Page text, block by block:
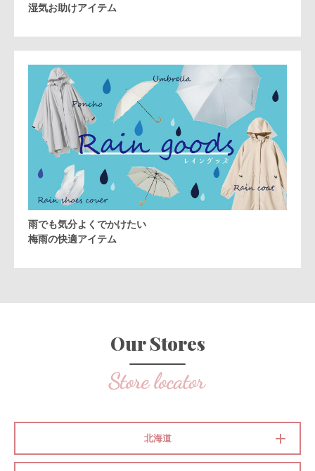
湿気お助けアイテム
雨でも気分よくでかけたい
梅雨の快適アイテム
Our Stores
北海道